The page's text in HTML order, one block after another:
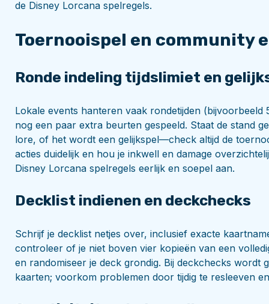
de Disney Lorcana spelregels.
Toernooispel en community
Ronde indeling tijdslimiet en
Lokale events hanteren vaak rondetijden
nog een paar extra beurten gespeeld. Staat de stand
lore, of het wordt een gelijkspel—check altijd de
acties duidelijk en hou je inkwell en damage
Disney Lorcana spelregels eerlijk en soepel aan.
Decklist indienen en deckchecks
Schrijf je decklist netjes over, inclusief exacte
controleer of je niet boven vier kopieën van een
en randomiseer je deck grondig. Bij deckchecks wordt
kaarten; voorkom problemen door tijdig te resleeven